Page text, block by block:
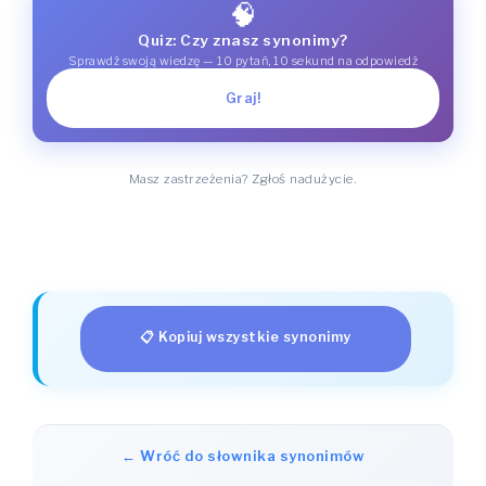
🧠
Quiz: Czy znasz synonimy?
Sprawdź swoją wiedzę — 10 pytań, 10 sekund na odpowiedź
Graj!
Masz zastrzeżenia? Zgłoś nadużycie.
📋 Kopiuj wszystkie synonimy
← Wróć do słownika synonimów